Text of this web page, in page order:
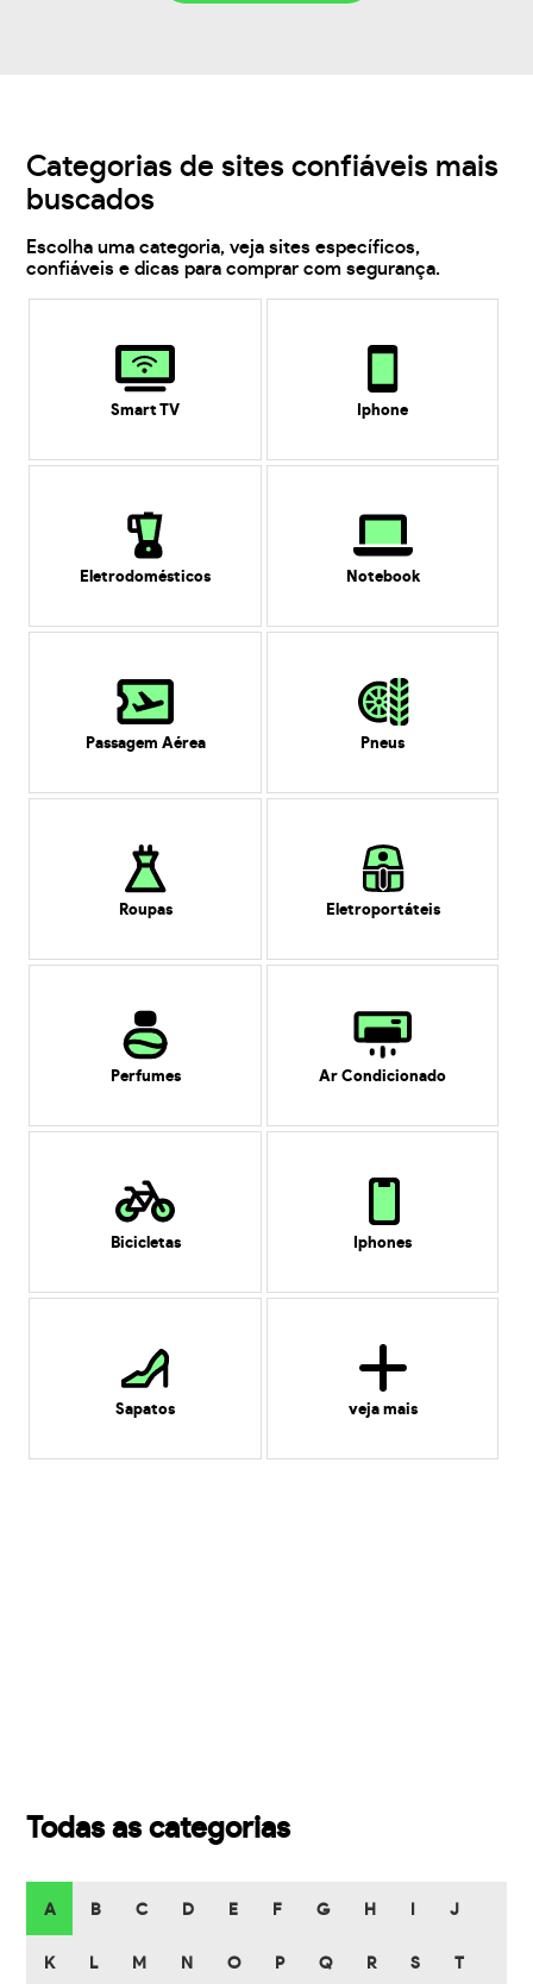
Categorias de sites confiáveis mais
buscados
Escolha uma categoria, veja sites específicos,
confiáveis e dicas para comprar com segurança.
Smart TV Iphone
Eletrodomésticos Notebook
Passagem Aérea Pneus
Roupas Eletroportáteis
Perfumes Ar Condicionado
Bicicletas Iphones
Sapatos veja mais
Todas as categorias
A B C D E F G H J
K L M N O P Q R S T